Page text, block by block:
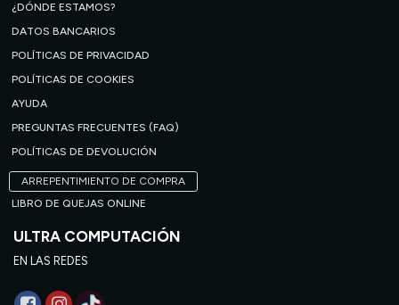
¿DÓNDE ESTAMOS?
DATOS BANCARIOS
POLÍTICAS DE PRIVACIDAD
POLÍTICAS DE COOKIES
AYUDA
PREGUNTAS FRECUENTES (FAQ)
POLÍTICAS DE DEVOLUCIÓN
ARREPENTIMIENTO DE COMPRA
LIBRO DE QUEJAS ONLINE
ULTRA COMPUTACIÓN
EN LAS REDES